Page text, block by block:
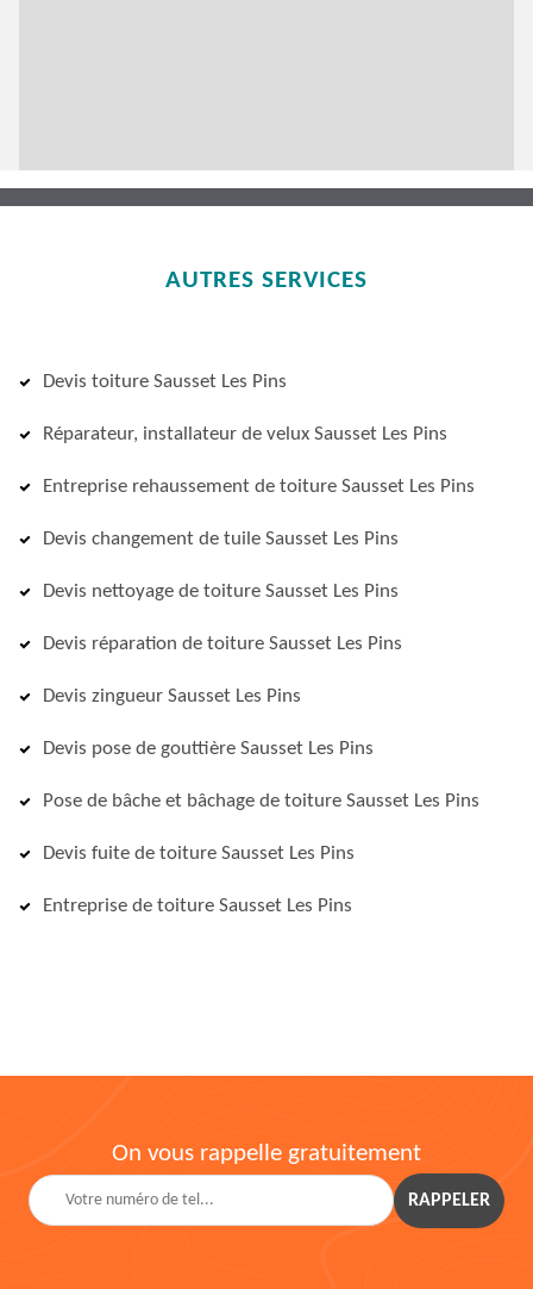
AUTRES SERVICES
Devis toiture Sausset Les Pins
Réparateur, installateur de velux Sausset Les Pins
Entreprise rehaussement de toiture Sausset Les Pins
Devis changement de tuile Sausset Les Pins
Devis nettoyage de toiture Sausset Les Pins
Devis réparation de toiture Sausset Les Pins
Devis zingueur Sausset Les Pins
Devis pose de gouttière Sausset Les Pins
Pose de bâche et bâchage de toiture Sausset Les Pins
Devis fuite de toiture Sausset Les Pins
Entreprise de toiture Sausset Les Pins
On vous rappelle gratuitement